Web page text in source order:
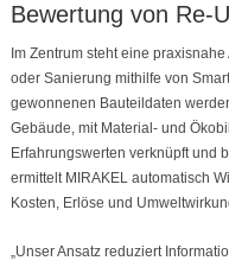
Bewertung von Re-
Im Zentrum steht eine
oder Sanierung mithilfe von
gewonnenen Bauteildaten
Gebäude, mit Material- und
Erfahrungswerten verknüpft und
ermittelt MIRAKEL automatisch
Kosten, Erlöse und
„Unser Ansatz reduziert